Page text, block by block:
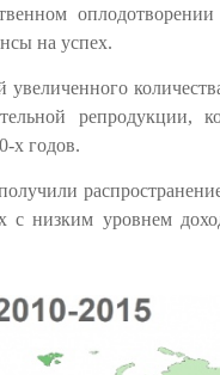
на успех.
репродукции,
х годов.
с низким уровнем